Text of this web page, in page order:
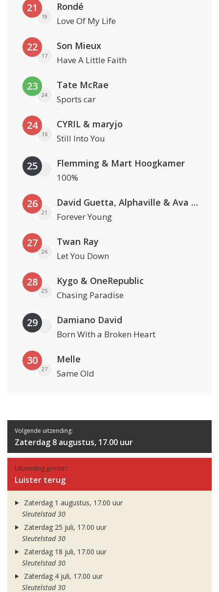
21
19
Rondé
Love Of My Life
22
17
Son Mieux
Have A Little Faith
23
24
Tate McRae
Sports car
24
16
CYRIL & maryjo
Still Into You
25 Flemming & Mart Hoogkamer
100%
26
21
David Guetta, Alphaville & Ava Max
Forever Young
27
26
Twan Ray
Let You Down
28
25
Kygo & OneRepublic
Chasing Paradise
29 Damiano David
Born With a Broken Heart
30
27
Melle
Same Old
Volgende uitzending:
Zaterdag 8 augustus, 17.00 uur
Uitzending gemist?
Luister terug
Zaterdag 1 augustus, 17.00 uur
Sleutelstad 30
Zaterdag 25 juli, 17.00 uur
Sleutelstad 30
Zaterdag 18 juli, 17.00 uur
Sleutelstad 30
Zaterdag 4 juli, 17.00 uur
Sleutelstad 30